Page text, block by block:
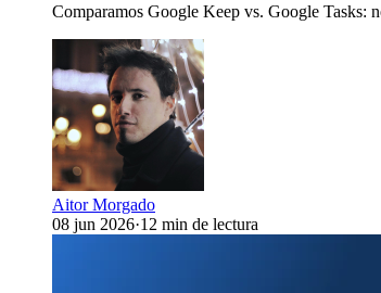
Comparamos Google Keep vs. Google Tasks:
Aitor Morgado
08 jun 2026·12 min de lectura